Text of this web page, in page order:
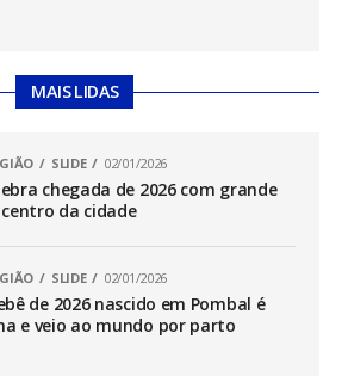
MAIS LIDAS
SLIDE 02/01/2026
chegada de 2026 com grande
da cidade
SLIDE 02/01/2026
de 2026 nascido em Pombal é
e veio ao mundo por parto